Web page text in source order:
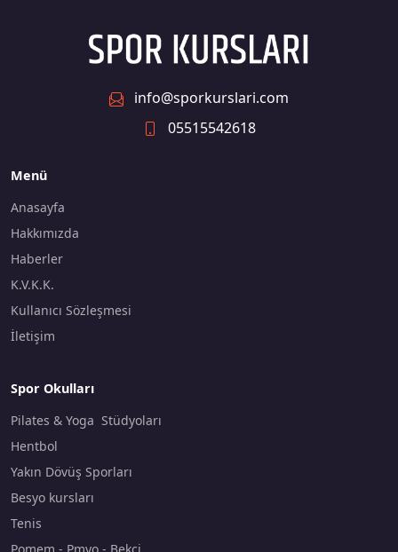
info@sporkurslari.com
05515542618
Menü
Anasayfa
Hakkımızda
Haberler
K.V.K.K.
Kullanıcı Sözleşmesi
İletişim
Spor Okulları
Pilates & Yoga Stüdyoları
Hentbol
Yakın Dövüş Sporları
Besyo kursları
Tenis